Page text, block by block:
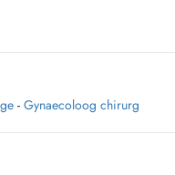
- Gynaecoloog chirurg